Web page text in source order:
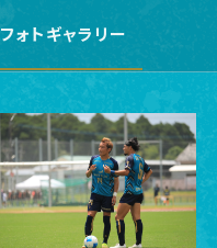
フォトギャラリー